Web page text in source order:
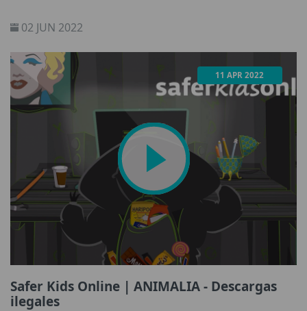
02 JUN 2022
11 APR 2022
Safer Kids Online | ANIMALIA - Descargas
ilegales